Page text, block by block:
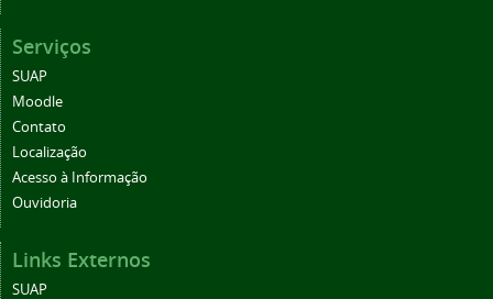
Serviços
SUAP
Moodle
Contato
Localização
Acesso à Informação
Ouvidoria
Links Externos
SUAP